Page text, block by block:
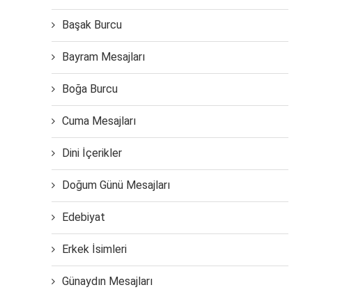
Başak Burcu
Bayram Mesajları
Boğa Burcu
Cuma Mesajları
Dini İçerikler
Doğum Günü Mesajları
Edebiyat
Erkek İsimleri
Günaydın Mesajları